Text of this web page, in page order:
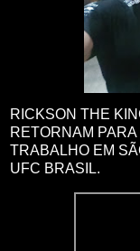
RICKSON THE
RETORNAM
TRABALHO EM
UFC BRASIL.